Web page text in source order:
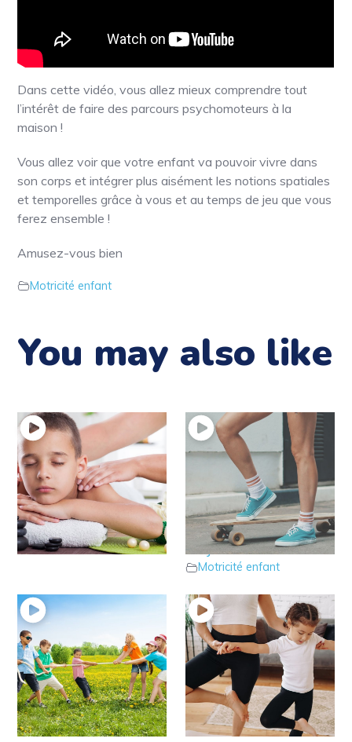
Dans cette vidéo, vous allez mieux comprendre tout
l’intérêt de faire des parcours psychomoteurs à la
maison !
Vous allez voir que votre enfant va pouvoir vivre dans
son corps et intégrer plus aisément les notions spatiales
et temporelles grâce à vous et au temps de jeu que vous
ferez ensemble !
Amusez-vous bien
Motricité enfant
You may also like
20 – Votre enfant est
trop tendu et tonique ?
Motricité enfant
19 – Votre enfant
manque de force dans
les jambes ?
Motricité enfant
18 – Votre enfant
manque de force dans
les bras ?
17 – Parlons du tonus
postural
Motricité enfant